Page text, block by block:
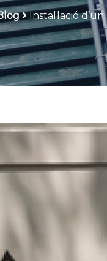
Instal·lació